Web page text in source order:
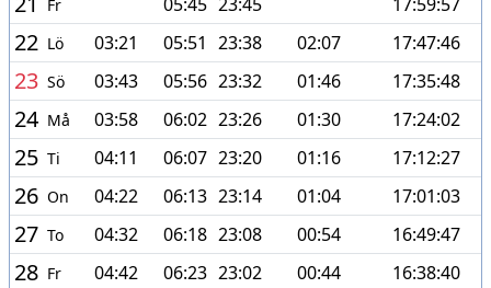
Fr
22 Lö 03:21 05:51 23:38 02:07 17:47:46
23 Sö 03:43 05:56 23:32 01:46 17:35:48
24 Må 03:58 06:02 23:26 01:30 17:24:02
25 Ti 04:11 06:07 23:20 01:16 17:12:27
26 On 04:22 06:13 23:14 01:04 17:01:03
27 To 04:32 06:18 23:08 00:54 16:49:47
28 Fr 04:42 06:23 23:02 00:44 16:38:40